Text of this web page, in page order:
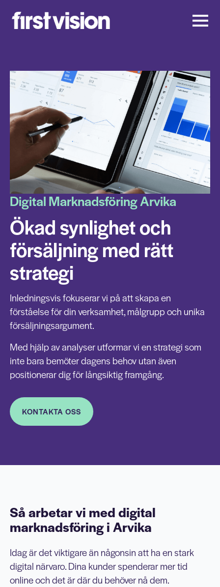
Digital Marknadsföring Arvika
Ökad synlighet och
försäljning med rätt
strategi
Inledningsvis fokuserar vi på att skapa en
förståelse för din verksamhet, målgrupp och unika
försäljningsargument.
Med hjälp av analyser utformar vi en strategi som
inte bara bemöter dagens behov utan även
positionerar dig för långsiktig framgång.
KONTAKTA OSS
Så arbetar vi med digital
marknadsföring i Arvika
Idag är det viktigare än någonsin att ha en stark
digital närvaro. Dina kunder spenderar mer tid
online och det är där du behöver nå dem.